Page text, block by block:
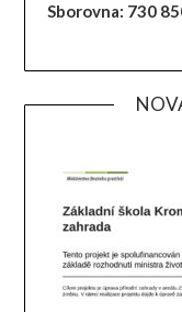
Sborovna: 730